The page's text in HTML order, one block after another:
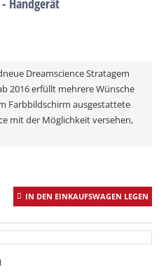
Handgerät
Dreamscience Stratagem
2016 erfüllt mehrere Wünsche
Farbbildschirm ausgestattete
mit der Möglichkeit versehen,
IN DEN EINKAUFSWAGEN LEGEN